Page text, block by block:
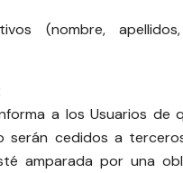
(nombre,
informa a los Usuarios de
serán cedidos a
amparada por una